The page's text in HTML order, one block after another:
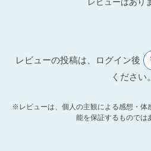
レビューの投稿は、ログイン後
ください。
※レビューは、個人の主観による感想・体
能を保証するものでは